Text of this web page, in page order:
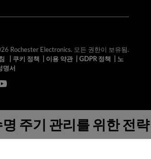
Rochester Electronics. 모든 권한이 보유됨.
쿠키 정책 이용 약관| GDPR 정책
노
명서
주기 관리를 위한 전략